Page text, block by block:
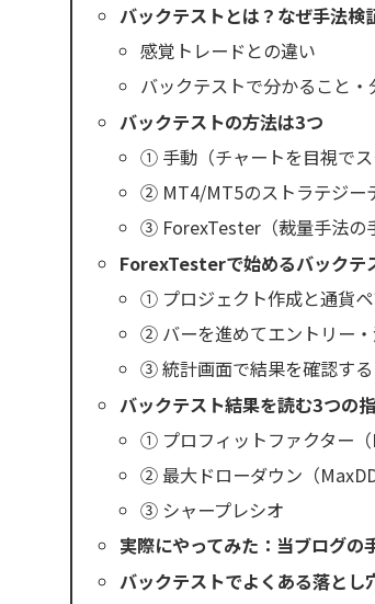
バックテストとは？なぜ手法検
感覚トレードとの違い
バックテストで分かること・
バックテストの方法は3つ
① 手動（チャートを目視でス
② MT4/MT5のストラテジー
③ ForexTester（裁量手法の
ForexTesterで始めるバックテ
① プロジェクト作成と通貨
② バーを進めてエントリー
③ 統計画面で結果を確認する
バックテスト結果を読む3つの
① プロフィットファクター（
② 最大ドローダウン（MaxDD
③ シャープレシオ
実際にやってみた：当ブログの
バックテストでよくある落とし